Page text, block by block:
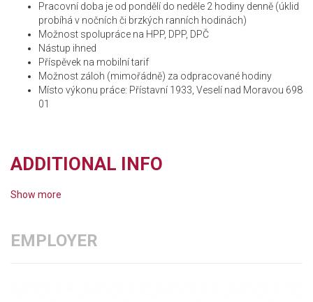
Pracovní doba je od pondělí do neděle 2 hodiny denně (úklid
probíhá v nočních či brzkých ranních hodinách)
Možnost spolupráce na HPP, DPP, DPČ
Nástup ihned
Příspěvek na mobilní tarif
Možnost záloh (mimořádně) za odpracované hodiny
Místo výkonu práce: Přístavní 1933, Veselí nad Moravou 698
01
ADDITIONAL INFO
Show more
EMPLOYER